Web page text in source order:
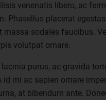
venenatis libero, ac
Phasellus placerat
massa sodales faucibus.
volutpat ornare.
lacinia purus, ac gravida
id mi ac sapien ornare
at bibendum ante.
beruht auf den
Richtlinien- und
der Datenschutz-
Unsere
als auch für unsere